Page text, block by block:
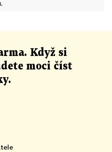
Když si
moci číst
.